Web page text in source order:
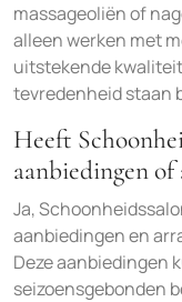
massageoliën of
alleen werken met
uitstekende
tevredenheid staan
Heeft
aanbiedingen
Ja,
aanbiedingen en
Deze aanbiedingen
seizoensgebonden